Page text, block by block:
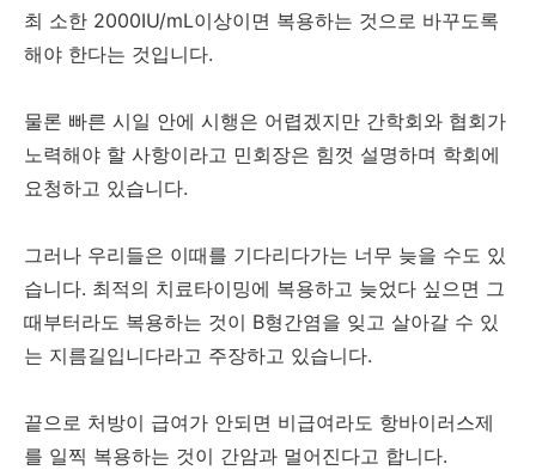
최 소한 2000IU/mL이상이면 복용하는 것으로 바꾸도록
해야 한다는 것입니다.
물론 빠른 시일 안에 시행은 어렵겠지만 간학회와 협회가
노력해야 할 사항이라고 민회장은 힘껏 설명하며 학회에
요청하고 있습니다.
그러나 우리들은 이때를 기다리다가는 너무 늦을 수도 있
습니다. 최적의 치료타이밍에 복용하고 늦었다 싶으면 그
때부터라도 복용하는 것이 B형간염을 잊고 살아갈 수 있
는 지름길입니다라고 주장하고 있습니다.
끝으로 처방이 급여가 안되면 비급여라도 항바이러스제
를 일찍 복용하는 것이 간암과 멀어진다고 합니다.